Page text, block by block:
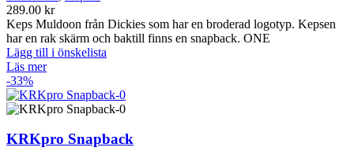
289.00 kr
Keps Muldoon från Dickies som har en broderad logotyp. Kepsen
har en rak skärm och baktill finns en snapback. ONE
Lägg till i önskelista
Läs mer
-33%
KRKpro Snapback